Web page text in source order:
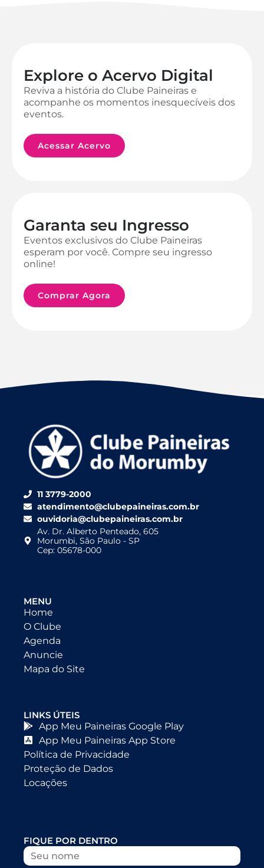
Explore o Acervo Digital
Reviva a história do Clube Paineiras e
acompanhe os momentos inesquecíveis dos
eventos.
Acessar Acervo
Garanta seu Ingresso
Eventos exclusivos do Clube Paineiras
esperam por você. Compre seu ingresso
online!
Comprar Agora
11 3779-2000
atendimento@clubepaineiras.com.br
ouvidoria@clubepaineiras.com.br
Av. Dr. Alberto Penteado, 605
Morumbi, São Paulo - SP
Cep: 05678-000
MENU
Home
O Clube
Agenda
Anuncie
Mapa do Site
LINKS ÚTEIS
App Meu Paineiras Google Play
App Meu Paineiras App Store
Política de Privacidade
Proteção de Dados
Locações
FIQUE POR DENTRO